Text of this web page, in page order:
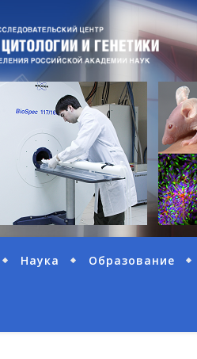
Наука Образование